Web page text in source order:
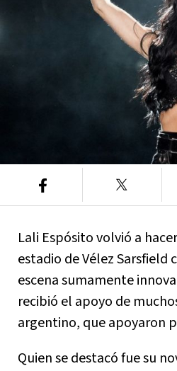
Lali Espósito volvió a
estadio de Vélez Sarsfield
escena sumamente
recibió el apoyo de
argentino, que apoyaron
Quien se destacó fue su